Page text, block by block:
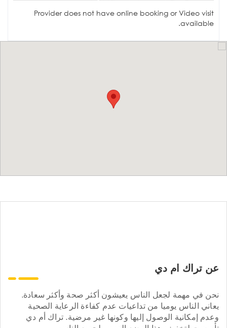
Provider does not have online booking or Video visit
available.
عن تراك ام دي
نحن في مهمة لجعل الناس يعيشون أكثر صحة وأكثر سعادة.
يعاني الناس يوميا من تداعيات عدم كفاءة الرعاية الصحية
وعدم إمكانية الوصول إليها وكونها غير مرضية. تراك أم دي